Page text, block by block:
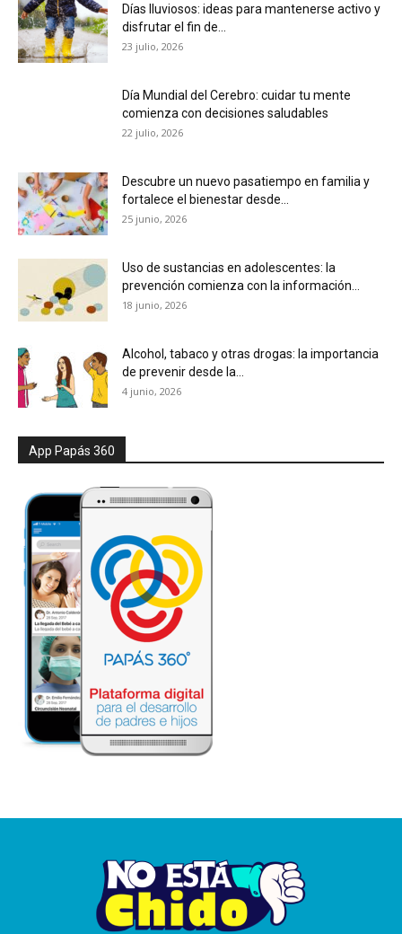
Días lluviosos: ideas para mantenerse activo y
disfrutar el fin de...
23 julio, 2026
Día Mundial del Cerebro: cuidar tu mente
comienza con decisiones saludables
22 julio, 2026
Descubre un nuevo pasatiempo en familia y
fortalece el bienestar desde...
25 junio, 2026
Uso de sustancias en adolescentes: la
prevención comienza con la información...
18 junio, 2026
Alcohol, tabaco y otras drogas: la importancia
de prevenir desde la...
4 junio, 2026
App Papás 360